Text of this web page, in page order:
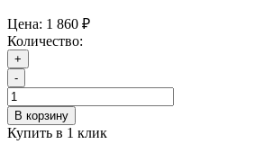
Цена: 1 860 ₽
Количество:
+
-
В корзину
Купить в 1 клик